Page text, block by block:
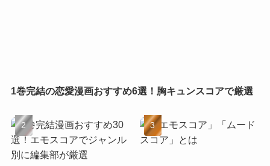
1巻完結の恋愛漫画おすすめ6選！胸キュンスコアで厳選